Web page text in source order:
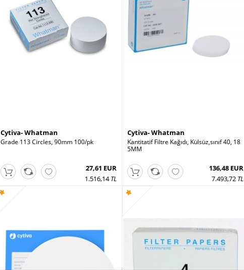
Cytiva- Whatman
Grade 113 Circles, 90mm 100/pk
27,61 EUR
1.516,14TL
Cytiva- Whatman
Kantitatif Filtre Kağıdı, Külsüz,sınıf 40, 18
5MM
136,48 EUR
7.493,72 TL